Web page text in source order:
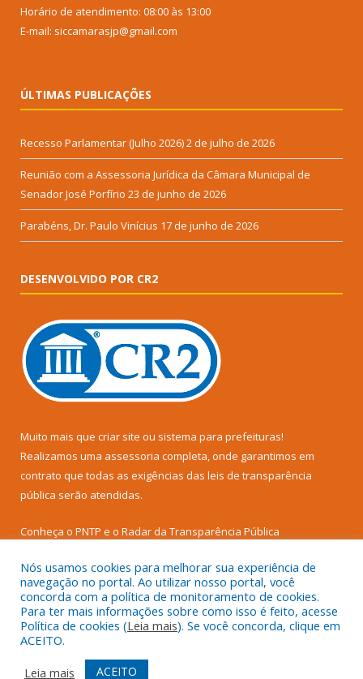
Horário de atendimento: 08:00 às 13:00
E-mail: siccamarasjp@gmail.com
ÚLTIMAS PUBLICAÇÕES
Recesso Parlamentar (Julho 2026)2 de julho de 2026
Reunião com a Assessoria Jurídica da Câmara Municipal de
Senador José Porfírio 23 de junho de 2026
Parabéns, Dr. Paulo Vinícius 17 de junho de 2026
DESENVOLVIDO POR CR2
Muito mais que criar site ou sistema para prefeituras!
Realizamos uma assessoria completa, onde garantimos em
contrato que todas as exigências das leis de transparência
pública serão atendidas.
Conheça o PNTP e o Radar da Transparência Pública
Todos os direitos reservados a Câmara Municipal de Senador
José Porfírio.
Mapa do Site
Acessar Área Administrativa
Nós usamos cookies para melhorar sua experiência de
navegação no portal. Ao utilizar nosso portal, você
concorda com a política de monitoramento de cookies.
Para ter mais informações sobre como isso é feito, acesse
Política de cookies (Leia mais). Se você concorda, clique em
ACEITO.
Leia mais
ACEITO